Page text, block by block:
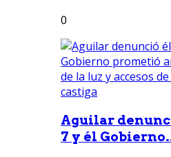
0
Aguilar
7 y él